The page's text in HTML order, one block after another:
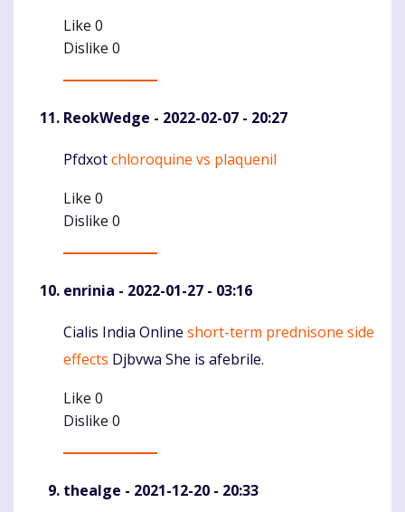
Like 0
Dislike 0
ReokWedge - 2022-02-07 - 20:27
Komentaras
Pfdxotchloroquine vs plaquenil
Like 0
Dislike 0
enrinia - 2022-01-27 - 03:16
Komentaras
Cialis India Online short-term prednisone side
effects Djbvwa She is afebrile.
Like 0
Dislike 0
thealge - 2021-12-20 - 20:33